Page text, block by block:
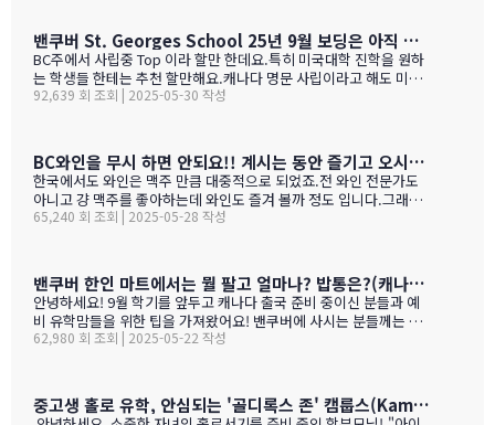
고등학교의 경우 (9개 지표):평균 시험 점수 (Average exam mark)
졸업률 (Diploma completion rate)학생당 이수 과목 수 (Courses
taken per student)진급 지연율 (Delayed advancement rate)
시험 낙제율 (Percentage of exams failed)학교 vs 시험 점수 차
이 (School vs. exam mark difference) 7-9. 성별 격차 지표 3개
밴쿠버 St. Georges School 25년 9월 보딩은 아직 자리가 있다고 하네요.
BC주에서 사립중 Top 이라 할만 한데요.특히 미국대학 진학을 원하
는 학생들 한테는 추천 할만해요.캐나다 명문 사립이라고 해도 미국
대학 진학은 그저그런 학교도 많거던요.이학교가 하여간 학비+보딩
ent TuitionCanadian Students$73,500American / Mexican / or
Non-Resident Canadian Students$84,000International Stude
nts$99,500
92,639 회 조회 | 2025-05-30 작성
BC와인을 무시 하면 안되요!! 계시는 동안 즐기고 오시기를 바랍니다. (밴쿠버에서 소주는 얼마?)
한국에서도 와인은 맥주 만큼 대중적으로 되었죠.전 와인 전문가도
아니고 걍 맥주를 좋아하는데 와인도 즐겨 볼까 정도 입니다.그래도
와인을 이것 저것 10년넘게 먹다 보니 캐나다, 미국 와인이 유럽산 대
나가 술을 마트,편의점에서 팔지 않고 따로 리쿼스토어나 와인 N 비
어 스토어만 가야 살수 있다는 것이죠.하여간 이번에는 BC와인 장점
을 한번 알아볼게요. GPT가 정리 해본 글이에요. 한번 보세요.그리고
어떤 와인이 있나? 아래 사진으로 함 보세요.ㅎㅎ 그리고 밴쿠버에서
파는 한국 소주 종류와 가격도 함 보세요. 당연 한국보다 비싸죠!!!1.
0-15 % 길고, 일교차가 커 산도가 살아 있음. 서늘한 밤 덕분에 과일
65,240 회 조회 | 2025-05-28 작성
밴쿠버 한인 마트에서는 뭘 팔고 얼마나? 밥통은?(캐나다 출국 준비 중이신 분들과 예비 유학맘들을 위한)
안녕하세요! 9월 학기를 앞두고 캐나다 출국 준비 중이신 분들과 예
비 유학맘들을 위한 팁을 가져왔어요! 밴쿠버에 사시는 분들께는 이
미 익숙한 정보일 수도 있지만, 처음 가시는 분들께는 정말 유용할 거
하지만, 밴쿠버 지역에서는 한남마트도 있죠. (홍보글 절대 아님 ㅋ
ㅋ)사진들을 보시면서 가격대와 어떤 물건들이 있는지 미리 체크해
62,980 회 조회 | 2025-05-22 작성
중고생 홀로 유학, 안심되는 '골디록스 존' 캠룹스(Kamloops)가 정답입니다